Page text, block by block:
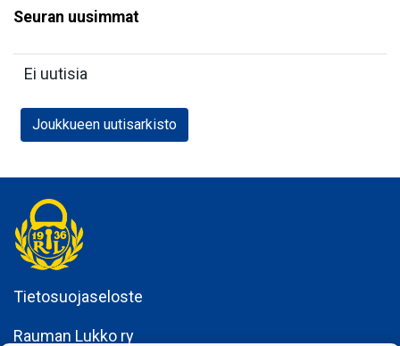
Seuran uusimmat
Ei uutisia
Joukkueen uutisarkisto
Tietosuojaseloste
Rauman Lukko ry